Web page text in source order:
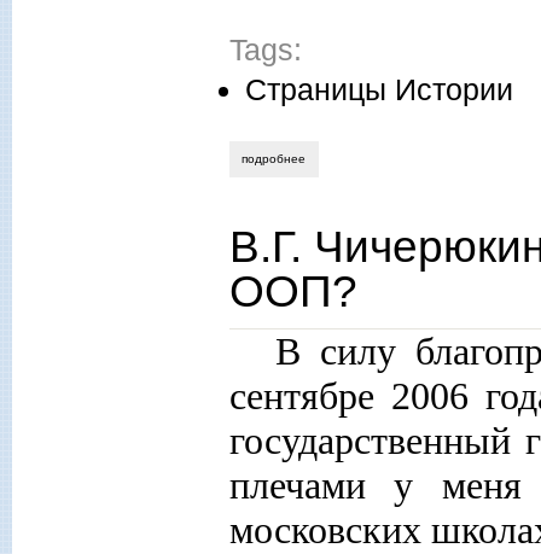
Tags:
Страницы Истории
подробнее
В.Г.
ООП?
В силу
сентябре 2006
плечами у меня
московских